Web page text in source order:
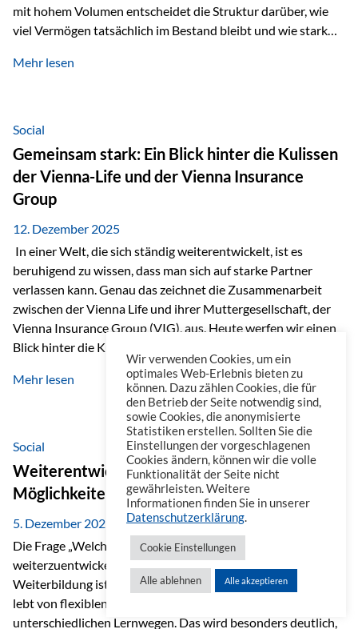
mit hohem Volumen entscheidet die Struktur darüber, wie
viel Vermögen tatsächlich im Bestand bleibt und wie stark
Beispiel verdeutlicht diese Wirkung besonders deutlich.
hinzukommen, spielt nicht nur die Rendite eine Rolle. Auch
steuerliche Effekte haben einen erheblichen Einfluss auf…
Mehr lesen
Social
Gemeinsam stark: Ein Blick hinter die Kulissen
der Vienna-Life und der Vienna Insurance
Group
12. Dezember 2025
In einer Welt, die sich ständig weiterentwickelt, ist es
beruhigend zu wissen, dass man sich auf starke Partner
verlassen kann. Genau das zeichnet die Zusammenarbeit
zwischen der Vienna Life und ihrer Muttergesellschaft, der
Vienna Insurance Group (VIG), aus. Heute werfen wir einen
Blick hinter die Kulissen auf eine Unternehmensgruppe mit
beeindruckender Geschichte, gewachsenem Know-how und
einem stabilen Fundament. Ein starkes Netzwerk in ganz
Europa Die Vienna Insurance Group ist die führende
Versicherungsgruppe in Zentral- und Osteuropa. Mit über
50 Versicherungsgesellschaften in insgesamt 30 Ländern
verbindet sie regionale Stärke mit internationaler
Kompetenz.
Mehr lesen
Social
Weiterentwicklung im Berufsalltag: Welche
Möglichkeiten es gibt
5. Dezember 2025
Die Frage „Welche Möglichkeiten gibt es, sich
weiterzuentwickeln?“ lässt sich heute vielseitig beantworten.
Weiterbildung ist längst kein starrer Prozess mehr, sondern
lebt von flexiblen Formaten, individuellen Bedürfnissen und
unterschiedlichen Lernwegen. Das wird besonders deutlich,
Wir verwenden Cookies, um ein
optimales Web-Erlebnis bieten zu
können. Dazu zählen Cookies, die für
den Betrieb der Seite notwendig sind,
sowie Cookies, die anonymisierte
Statistiken erstellen. Sollten Sie die
Einstellungen der vorgeschlagenen
Cookies ändern, können wir die volle
Funktionalität der Seite nicht
gewährleisten. Weitere
Informationen finden Sie in unserer
Datenschutzerklärung.
Cookie Einstellungen
Alle ablehnen Alle akzeptieren